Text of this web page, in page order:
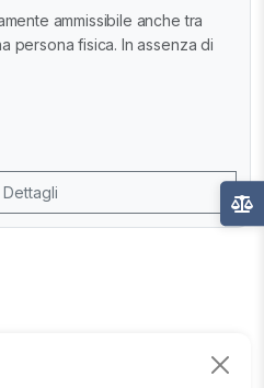
ammissibile anche tra
persona fisica. In assenza di
Dettagli